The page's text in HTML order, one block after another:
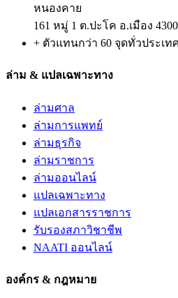
หนองคาย
161 หมู่ 1 ต.ปะโค อ.เมือง
+ ตัวแทนกว่า 60 จุดทั่วประเท
ล่าม & แปลเฉพาะทาง
ล่ามศาล
ล่ามการแพทย์
ล่ามธุรกิจ
ล่ามราชการ
ล่ามออนไลน์
แปลเฉพาะทาง
แปลเอกสารราชการ
รับรองสภาวิชาชีพ
NAATI ออนไลน์
องค์กร & กฎหมาย